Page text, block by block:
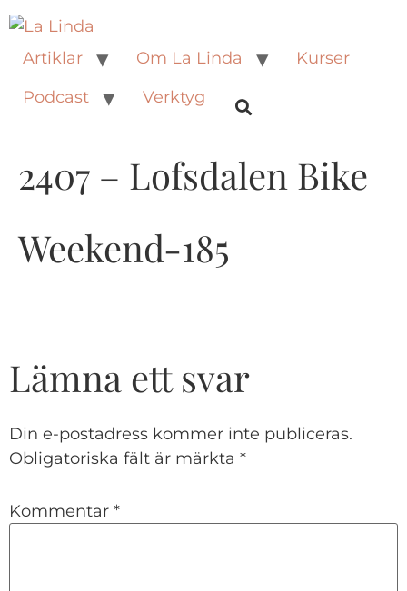
Artiklar Om La Linda
Kurser
Podcast
Verktyg
2407 – Lofsdalen Bike
Weekend-185
Lämna ett svar
Din e-postadress kommer inte publiceras.
Obligatoriska fält är märkta *
Kommentar *